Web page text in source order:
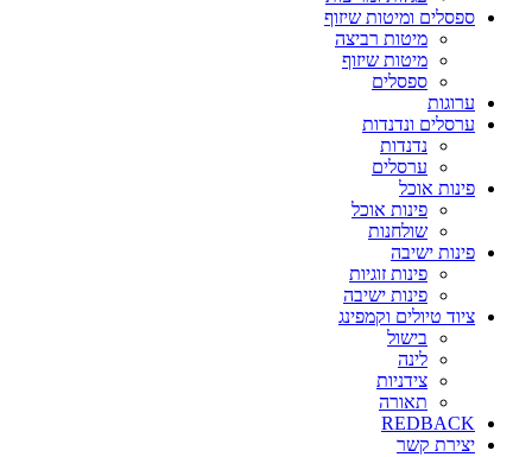
ספסלים ומיטות שיזוף
מיטות רביצה
מיטות שיזוף
ספסלים
ערוגות
ערסלים ונדנדות
נדנדות
ערסלים
פינות אוכל
פינות אוכל
שולחנות
פינות ישיבה
פינות זוגיות
פינות ישיבה
ציוד טיולים וקמפינג
בישול
לינה
צידניות
תאורה
REDBACK
יצירת קשר